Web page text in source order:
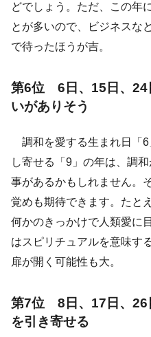
どでしょう。ただ、この年
とが多いので、ビジネスな
で待ったほうが吉。
第6位 6日、15日、
いがありそう
調和を愛する生まれ日「6
し寄せる「9」の年は、調
事があるかもしれません。
覚めも期待できます。たと
何かのきっかけで人類愛に
はスピリチュアルを意味す
扉が開く可能性も大。
第7位 8日、17日、
を引き寄せる